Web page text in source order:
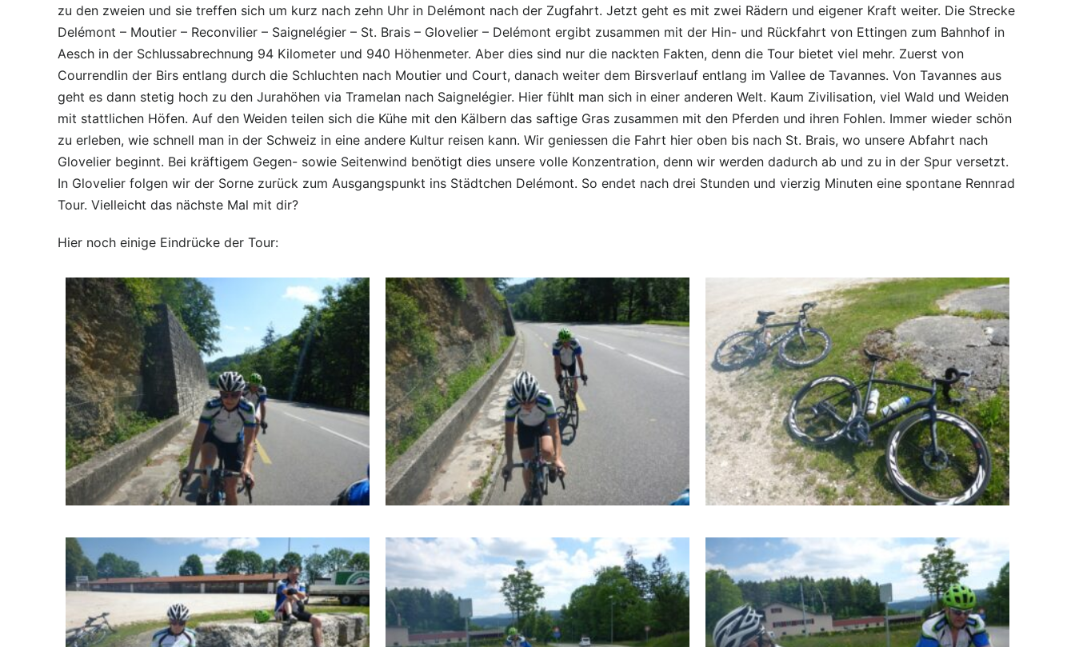
zu den zweien und sie treffen sich um kurz nach zehn Uhr in Delémont nach der Zugfahrt. Jetzt geht es mit zwei Rädern und eigener Kraft weiter. Die Strecke
Delémont – Moutier – Reconvilier – Saignelégier – St. Brais – Glovelier – Delémont ergibt zusammen mit der Hin- und Rückfahrt von Ettingen zum Bahnhof in
Aesch in der Schlussabrechnung 94 Kilometer und 940 Höhenmeter. Aber dies sind nur die nackten Fakten, denn die Tour bietet viel mehr. Zuerst von
Courrendlin der Birs entlang durch die Schluchten nach Moutier und Court, danach weiter dem Birsverlauf entlang im Vallee de Tavannes. Von Tavannes aus
geht es dann stetig hoch zu den Jurahöhen via Tramelan nach Saignelégier. Hier fühlt man sich in einer anderen Welt. Kaum Zivilisation, viel Wald und Weiden
mit stattlichen Höfen. Auf den Weiden teilen sich die Kühe mit den Kälbern das saftige Gras zusammen mit den Pferden und ihren Fohlen. Immer wieder schön
zu erleben, wie schnell man in der Schweiz in eine andere Kultur reisen kann. Wir geniessen die Fahrt hier oben bis nach St. Brais, wo unsere Abfahrt nach
Glovelier beginnt. Bei kräftigem Gegen- sowie Seitenwind benötigt dies unsere volle Konzentration, denn wir werden dadurch ab und zu in der Spur versetzt.
In Glovelier folgen wir der Sorne zurück zum Ausgangspunkt ins Städtchen Delémont. So endet nach drei Stunden und vierzig Minuten eine spontane Rennrad
Tour. Vielleicht das nächste Mal mit dir?
Hier noch einige Eindrücke der Tour: